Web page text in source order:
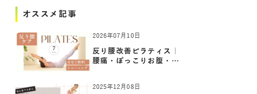
オススメ記事
2026年07月10日
反り腰改善ピラティス｜
腰痛・ぽっこりお腹・姿
2025年12月08日